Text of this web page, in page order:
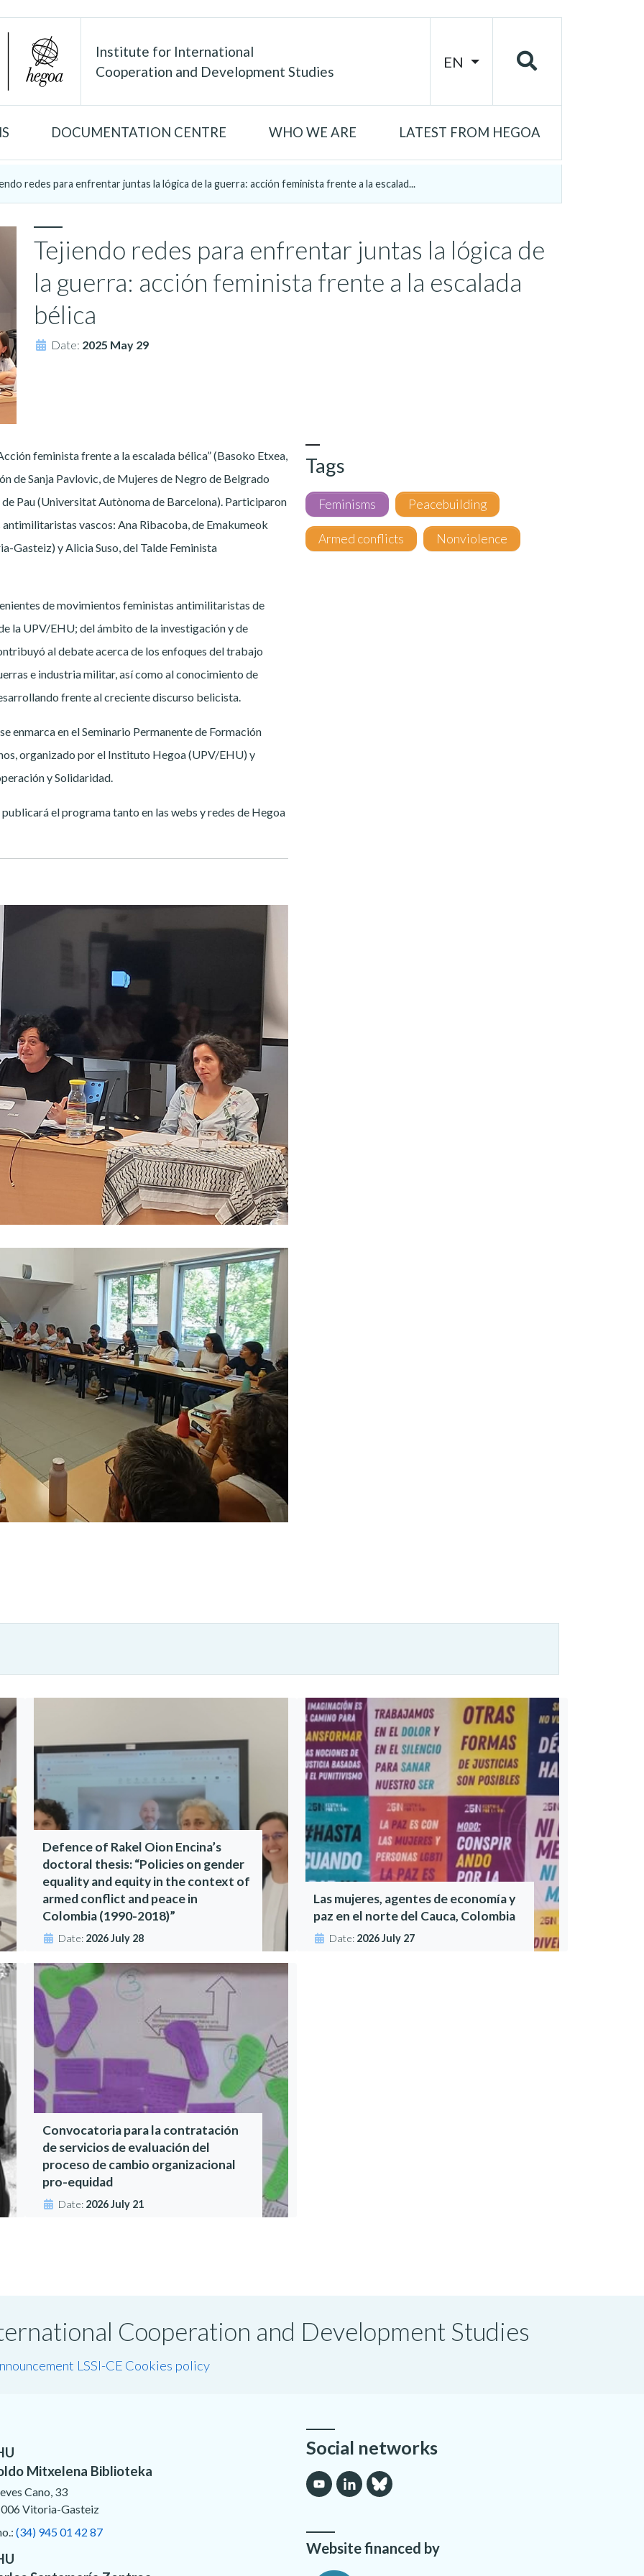
Institute for International
Cooperation and Development Studies
EN
DOCUMENTATION CENTRE WHO WE ARE LATEST FROM HEGOA
redes para enfrentar juntas la lógica de la guerra: acción feminista frente a la escalad...
Tejiendo redes para enfrentar juntas la lógica de
la guerra: acción feminista frente a la escalada
bélica
Date: 2025 May 29
feminista frente a la escalada bélica” (Basoko Etxea,
de Sanja Pavlovic, de Mujeres de Negro de Belgrado
Pau (Universitat Autònoma de Barcelona). Participaron
vascos: Ana Ribacoba, de Emakumeok
Gasteiz) y Alicia Suso, del Talde Feminista
de movimientos feministas antimilitaristas de
la UPV/EHU; del ámbito de la investigación y de
al debate acerca de los enfoques del trabajo
e industria militar, así como al conocimiento de
frente al creciente discurso belicista.
enmarca en el Seminario Permanente de Formación
organizado por el Instituto Hegoa (UPV/EHU) y
y Solidaridad.
el programa tanto en las webs y redes de Hegoa
Tags
Feminisms Peacebuilding
Armed conflicts Nonviolence
Defence of Rakel Oion Encina’s
doctoral thesis: “Policies on gender
equality and equity in the context of
armed conflict and peace in
Colombia (1990-2018)”
Date: 2026 July 28
Las mujeres, agentes de economía y
paz en el norte del Cauca, Colombia
Date: 2026 July 27
Convocatoria para la contratación
de servicios de evaluación del
proceso de cambio organizacional
pro-equidad
Date: 2026 July 21
Cooperation and Development Studies
LSSI-CE Cookies policy
Mitxelena Biblioteka
Cano, 33
Vitoria-Gasteiz
(34) 945 01 42 87
Social networks
Website financed by